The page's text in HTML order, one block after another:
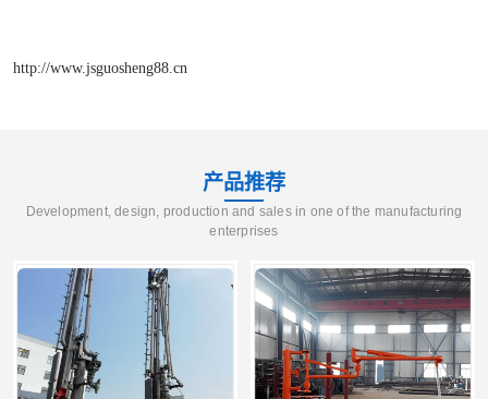
http://www.jsguosheng88.cn
产品推荐
Development, design, production and sales in one of the manufacturing
enterprises